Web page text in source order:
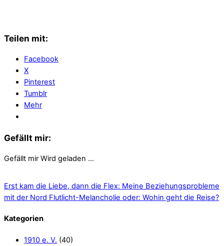
Teilen mit:
Facebook
X
Pinterest
Tumblr
Mehr
Gefällt mir:
Gefällt mir Wird geladen …
Erst kam die Liebe, dann die Flex: Meine Beziehungsprobleme
mit der Nord Flutlicht-Melancholie oder: Wohin geht die Reise?
Kategorien
1910 e. V. (40)